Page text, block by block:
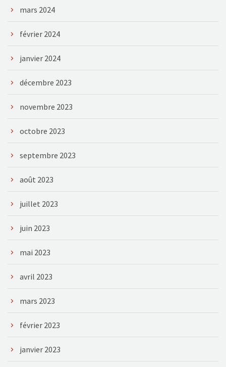
mars 2024
février 2024
janvier 2024
décembre 2023
novembre 2023
octobre 2023
septembre 2023
août 2023
juillet 2023
juin 2023
mai 2023
avril 2023
mars 2023
février 2023
janvier 2023